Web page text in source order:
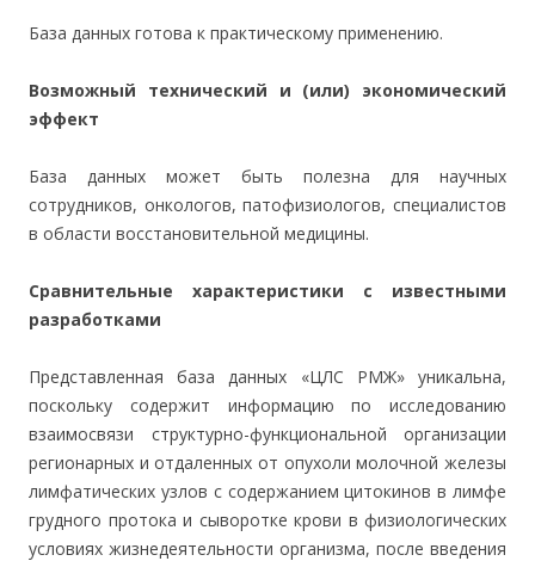
База данных готова к практическому применению.
Возможный технический и (или) экономический
эффект
База данных может быть полезна для научных
сотрудников, онкологов, патофизиологов, специалистов
в области восстановительной медицины.
Сравнительные характеристики с известными
разработками
Представленная база данных «ЦЛС РМЖ» уникальна,
поскольку содержит информацию по исследованию
взаимосвязи структурно-функциональной организации
регионарных и отдаленных от опухоли молочной железы
лимфатических узлов с содержанием цитокинов в лимфе
грудного протока и сыворотке крови в физиологических
условиях жизнедеятельности организма, после введения